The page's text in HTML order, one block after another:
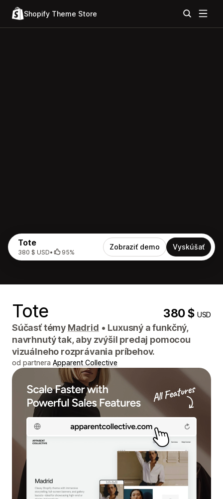
Shopify Theme Store
Tote
380 $ USD• 95%
Zobraziť demo Vyskúšať
Tote 380 $USD
Súčasť témy Madrid • Luxusný a funkčný,
navrhnutý tak, aby zvýšil predaj pomocou
vizuálneho rozprávania príbehov.
od partnera Apparent Collective